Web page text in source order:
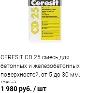
CERESIT CD 25 смесь для
бетонных и железобетонных
поверхностей, от 5 до 30 мм.
(25кг)
1 980 руб. / шт